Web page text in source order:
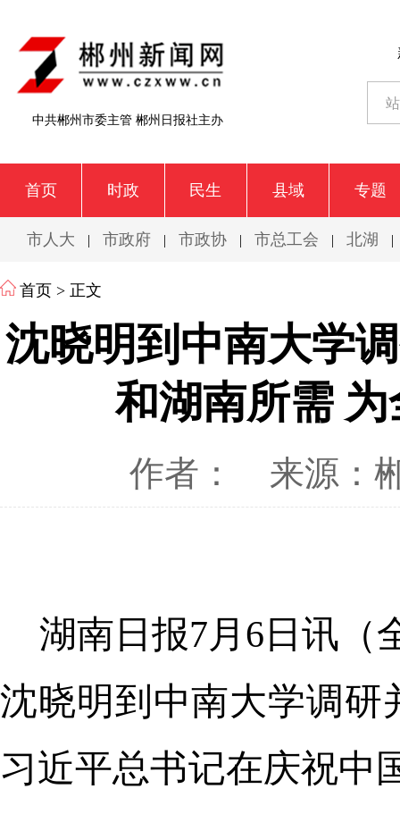
中共郴州市委主管 郴州日报社主办
首页 时政 民生 县域 专题
市人大 | 市政府 | 市政协 | 市总工会 | 北湖 |
首页 > 正文
沈晓明到中南大学
和湖南所需
作者： 来源：
湖南日报7月6日讯（
沈晓明到中南大学调研
习近平总书记在庆祝中